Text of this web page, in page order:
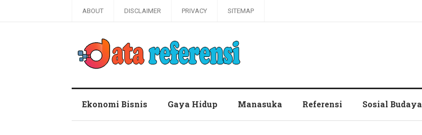
ABOUT DISCLAIMER PRIVACY SITEMAP
Ekonomi Bisnis Gaya Hidup Manasuka Referensi Sosial Budaya